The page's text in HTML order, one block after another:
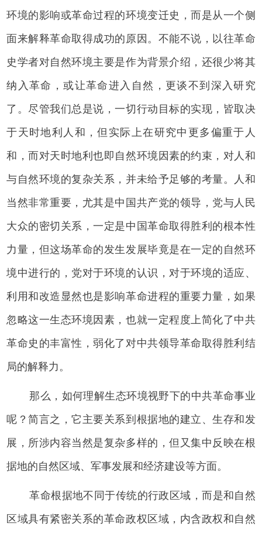
环境的影响或革命过程的环境变迁史，而是从一个侧
面来解释革命取得成功的原因。不能不说，以往革命
史学者对自然环境主要是作为背景介绍，还很少将其
纳入革命，或让革命进入自然，更谈不到深入研究
了。尽管我们总是说，一切行动目标的实现，皆取决
于天时地利人和，但实际上在研究中更多偏重于人
和，而对天时地利也即自然环境因素的约束，对人和
与自然环境的复杂关系，并未给予足够的考量。人和
当然非常重要，尤其是中国共产党的领导，党与人民
大众的密切关系，一定是中国革命取得胜利的根本性
力量，但这场革命的发生发展毕竟是在一定的自然环
境中进行的，党对于环境的认识，对于环境的适应、
利用和改造显然也是影响革命进程的重要力量，如果
忽略这一生态环境因素，也就一定程度上简化了中共
革命史的丰富性，弱化了对中共领导革命取得胜利结
局的解释力。
那么，如何理解生态环境视野下的中共革命事业
呢？简言之，它主要关系到根据地的建立、生存和发
展，所涉内容当然是复杂多样的，但又集中反映在根
据地的自然区域、军事发展和经济建设等方面。
革命根据地不同于传统的行政区域，而是和自然
区域具有紧密关系的革命政权区域，内含政权和自然